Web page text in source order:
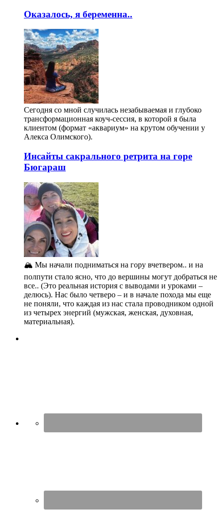
Оказалось, я беременна..
Сегодня со мной случилась незабываемая и глубоко
трансформационная коуч-сессия, в которой я была
клиентом (формат «аквариум» на крутом обучении у
Алекса Олимского).
Инсайты сакрального ретрита на горе
Бюгараш
🏔️ Мы начали подниматься на гору вчетвером.. и на
полпути стало ясно, что до вершины могут добраться не
все.. (Это реальная история с выводами и уроками –
делюсь). Нас было четверо – и в начале похода мы еще
не поняли, что каждая из нас стала проводником одной
из четырех энергий (мужская, женская, духовная,
материальная).